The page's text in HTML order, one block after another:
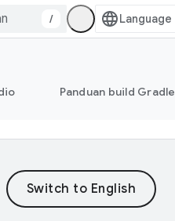
/
Panduan build Gradle